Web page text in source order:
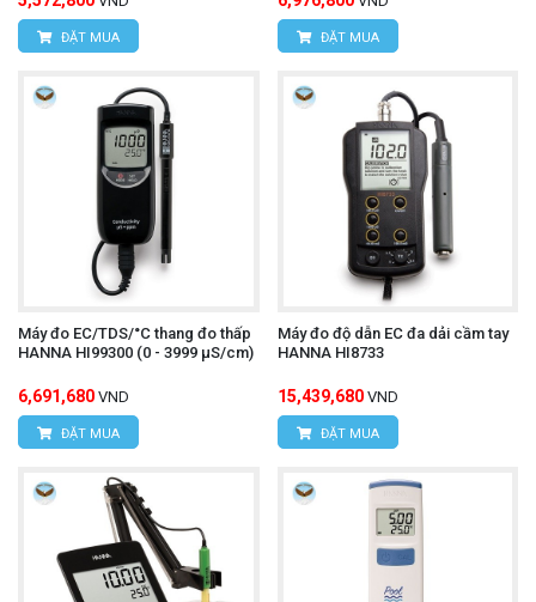
ĐẶT MUA ĐẶT MUA
Máy đo EC/TDS/°C thang đo thấp
HANNA HI99300 (0 - 3999 μS/cm)
6,691,680 VND
ĐẶT MUA
Máy đo độ dẫn EC đa dải cầm tay
HANNA HI8733
15,439,680 VND
ĐẶT MUA